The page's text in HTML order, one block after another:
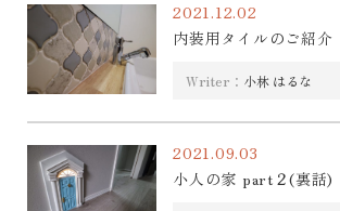
2021.12.02
内装用タイルのご紹介
Writer： 小林 はるな
2021.09.03
小人の家 part２(裏話)